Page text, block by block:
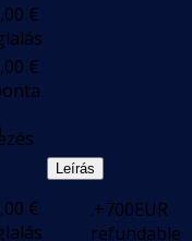
€
€
€
Leírás
.+700EUR
refundable